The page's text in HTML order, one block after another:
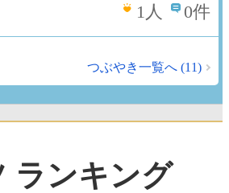
1 人 0件
つぶやき一覧へ (11)
ランキング